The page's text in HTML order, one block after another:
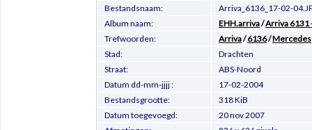
Bestandsnaam:
Arriva_6136_17-02-
Album naam:
EHH.arriva/Arriva 6131
Trefwoorden:
Arriva/6136/Mercedes
Stad:
Drachten
Straat:
ABS-Noord
Datum dd-mm-jjjj :
17-02-2004
Bestandsgrootte:
318 KiB
Datum toegevoegd:
20 nov 2007